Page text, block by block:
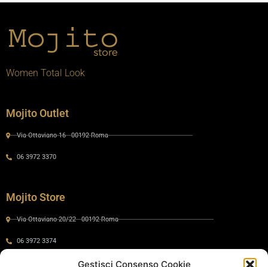
Gestisci Consenso Cookie
Women Total Look
Mojito Outlet
Via Ottaviano 16 - 00192 Roma
06 3972 3370
Mojito Store
Via Ottaviano 20/22 - 00192 Roma
06 3972 3374